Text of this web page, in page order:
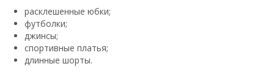
расклешенные юбки;
футболки;
джинсы;
спортивные платья;
длинные шорты.